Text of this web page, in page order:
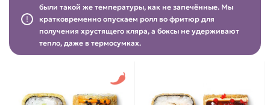
были такой же температуры, как не запечённые. Мы
кратковременно опускаем ролл во фритюр для
получения хрустящего кляра, а боксы не удерживают
тепло, даже в термосумках.